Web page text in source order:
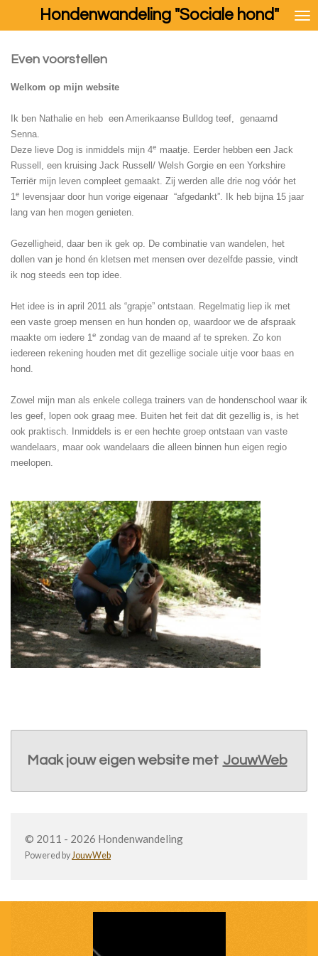
direct
de
Hondenwandeling "Sociale hond"
Even voorstellen
Welkom op mijn website
Ik ben Nathalie en heb een Amerikaanse Bulldog teef, genaamd
Senna.
Deze lieve Dog is inmiddels mijn 4e maatje. Eerder hebben een Jack
Russell, een kruising Jack Russell/ Welsh Gorgie en een Yorkshire
Terriër mijn leven compleet gemaakt. Zij werden alle drie nog vóór het
1e
levensjaar door hun vorige eigenaar “afgedankt”. Ik heb bijna 15 jaar
lang van hen mogen genieten.
Gezelligheid, daar ben ik gek op. De combinatie van wandelen, het
dollen van je hond én kletsen met mensen over dezelfde passie, vindt
ik nog steeds een top idee.
Het idee is in april 2011 als “grapje” ontstaan. Regelmatig liep ik met
een vaste groep mensen en hun honden op, waardoor we de afspraak
maakte om iedere 1e zondag van de maand af te spreken. Zo kon
iedereen rekening houden met dit gezellige sociale uitje voor baas en
hond.
Zowel mijn man als enkele collega trainers van de hondenschool waar ik
les geef, lopen ook graag mee. Buiten het feit dat dit gezellig is, is het
ook praktisch. Inmiddels is er een hechte groep ontstaan van vaste
wandelaars, maar ook wandelaars die alleen binnen hun eigen regio
meelopen.
Maak jouw eigen website met JouwWeb
© 2011 - 2026 Hondenwandeling
Powered byJouwWeb